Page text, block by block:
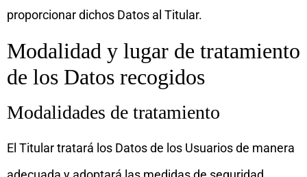
proporcionar dichos Datos al Titular.
Modalidad y lugar de tratamiento
de los Datos recogidos
Modalidades de tratamiento
El Titular tratará los Datos de los Usuarios de manera